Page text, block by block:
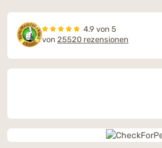
4.9 von 5
von 25520 rezensionen